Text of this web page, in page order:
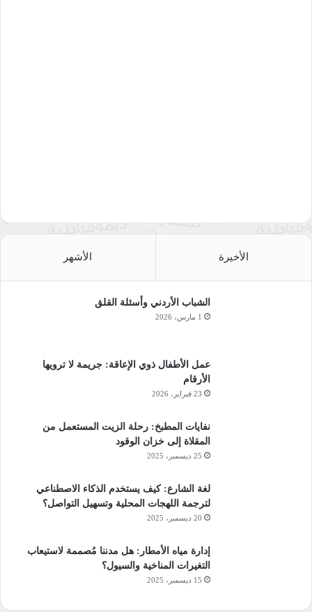
الأخيرة الأشهر
الشباب الأردني وأسئلة القلق
1 مارس، 2026
عمل الأطفال ذوي الإعاقة: جريمة لا ترويها
الأرقام
23 فبراير، 2026
نفايات المطبخ: رحلة الزيت المستعمل من
المقلاة إلى خزان الوقود
25 ديسمبر، 2025
لغة الشارع: كيف يستخدم الذكاء الاصطناعي
لترجمة اللهجات المحلية وتسهيل التواصل؟
20 ديسمبر، 2025
إدارة مياه الأمطار: هل مدننا مُصممة لاستيعاب
التغيرات المناخية والسيول؟
15 ديسمبر، 2025